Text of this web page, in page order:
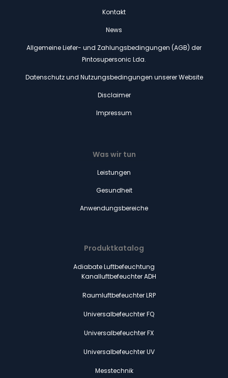
Kontakt
News
Allgemeine Liefer- und Zahlungsbedingungen (AGB) der
Pintosupersonic Lda.
Datenschutz und Nutzungsbedingungen unserer Website
Disclaimer
Impressum
Was wir tun
Leistungen
Gesundheit
Anwendungsbereiche
Produktkatalog
Adiabate Luftbefeuchtung
Kanalluftbefeuchter ADH
Raumluftbefeuchter LRP
Universalbefeuchter FQ
Universalbefeuchter FX
Universalbefeuchter UV
Messtechnik